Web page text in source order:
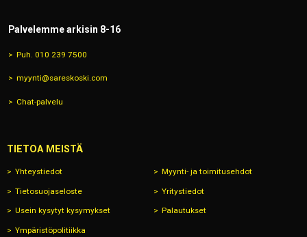
Palvelemme arkisin 8-16
Puh. 010 239 7500
myynti@sareskoski.com
Chat-palvelu
TIETOA MEISTÄ
Yhteystiedot Myynti- ja toimitusehdot
Tietosuojaseloste Yritystiedot
Usein kysytyt kysymykset Palautukset
Ympäristöpolitiikka